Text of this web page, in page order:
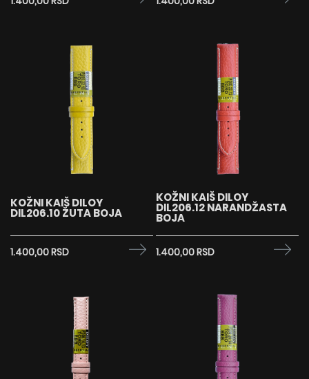
KOŽNI KAIŠ DILOY
DIL206.10 ŽUTA BOJA
1.400,00 RSD
KOŽNI KAIŠ DILOY
DIL206.12 NARANDŽASTA
BOJA
1.400,00 RSD